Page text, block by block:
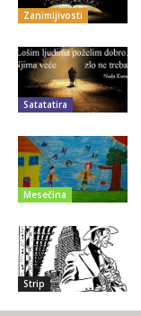
Zanimljivosti
Satatatira
Mesečina
Strip